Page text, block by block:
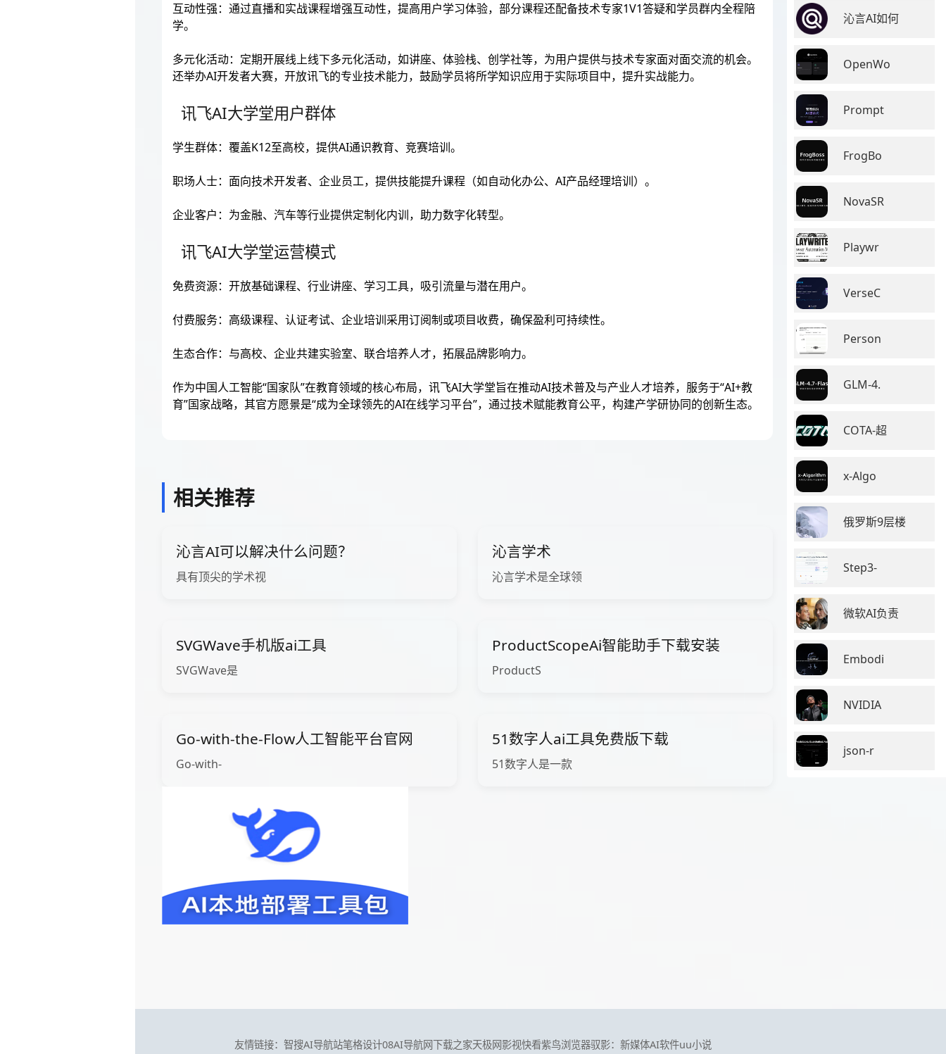
互动性强：通过直播和实战课程增强互动性，提高用户学习体验，部分课程还配备技术专家1V1答疑和学员群内全程陪
学。
多元化活动：定期开展线上线下多元化活动，如讲座、体验栈、创学社等，为用户提供与技术专家面对面交流的机会。
还举办AI开发者大赛，开放讯飞的专业技术能力，鼓励学员将所学知识应用于实际项目中，提升实战能力。
讯飞AI大学堂用户群体
学生群体：覆盖K12至高校，提供AI通识教育、竞赛培训。
职场人士：面向技术开发者、企业员工，提供技能提升课程（如自动化办公、AI产品经理培训）。
企业客户：为金融、汽车等行业提供定制化内训，助力数字化转型。
讯飞AI大学堂运营模式
免费资源：开放基础课程、行业讲座、学习工具，吸引流量与潜在用户。
付费服务：高级课程、认证考试、企业培训采用订阅制或项目收费，确保盈利可持续性。
生态合作：与高校、企业共建实验室、联合培养人才，拓展品牌影响力。
作为中国人工智能“国家队”在教育领域的核心布局，讯飞AI大学堂旨在推动AI技术普及与产业人才培养，服务于“AI+教
育”国家战略，其官方愿景是“成为全球领先的AI在线学习平台”，通过技术赋能教育公平，构建产学研协同的创新生态。
相关推荐
沁言AI可以解决什么问题？
具有顶尖的学术视
沁言学术
沁言学术是全球领
SVGWave手机版ai工具
SVGWave是
ProductScopeAi智能助手下载安装
ProductS
Go-with-the-Flow人工智能平台官网
Go-with-
51数字人ai工具免费版下载
51数字人是一款
沁言AI如何
OpenWo
Prompt
FrogBo
NovaSR
Playwr
VerseC
Person
GLM-4.
COTA-超
x-Algo
俄罗斯9层楼
Step3-
微软AI负责
Embodi
NVIDIA
json-r
友情链接： 智搜AI导航站笔格设计08AI导航网下载之家天极网影视快看紫鸟浏览器驭影：新媒体AI软件uu小说